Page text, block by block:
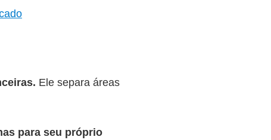
Ele separa áreas
para seu próprio